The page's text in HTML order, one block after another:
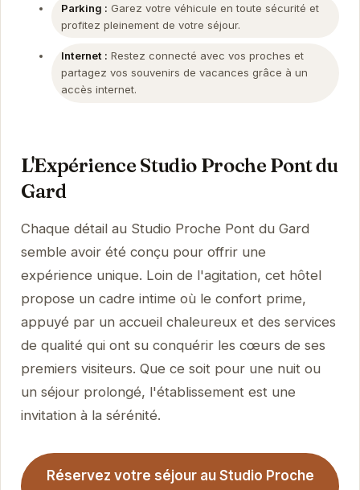
Parking : Garez votre véhicule en toute sécurité et
profitez pleinement de votre séjour.
Internet : Restez connecté avec vos proches et
partagez vos souvenirs de vacances grâce à un
accès internet.
L'Expérience Studio Proche Pont du
Gard
Chaque détail au Studio Proche Pont du Gard
semble avoir été conçu pour offrir une
expérience unique. Loin de l'agitation, cet hôtel
propose un cadre intime où le confort prime,
appuyé par un accueil chaleureux et des services
de qualité qui ont su conquérir les cœurs de ses
premiers visiteurs. Que ce soit pour une nuit ou
un séjour prolongé, l'établissement est une
invitation à la sérénité.
Réservez votre séjour au Studio Proche